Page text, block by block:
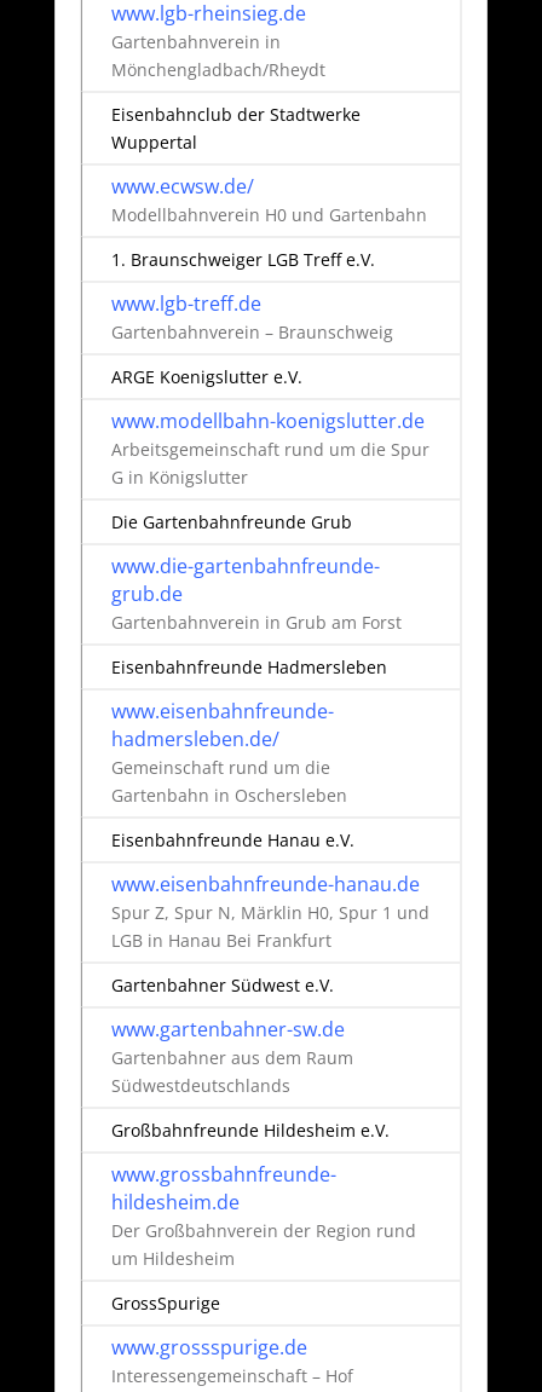
www.lgb-rheinsieg.de
Gartenbahnverein in
Mönchengladbach/Rheydt
Eisenbahnclub der Stadtwerke
Wuppertal
www.ecwsw.de/
Modellbahnverein H0 und Gartenbahn
1. Braunschweiger LGB Treff e.V.
www.lgb-treff.de
Gartenbahnverein – Braunschweig
ARGE Koenigslutter e.V.
www.modellbahn-koenigslutter.de
Arbeitsgemeinschaft rund um die Spur
G in Königslutter
Die Gartenbahnfreunde Grub
www.die-gartenbahnfreunde-
grub.de
Gartenbahnverein in Grub am Forst
Eisenbahnfreunde Hadmersleben
www.eisenbahnfreunde-
hadmersleben.de/
Gemeinschaft rund um die
Gartenbahn in Oschersleben
Eisenbahnfreunde Hanau e.V.
www.eisenbahnfreunde-hanau.de
Spur Z, Spur N, Märklin H0, Spur 1 und
LGB in Hanau Bei Frankfurt
Gartenbahner Südwest e.V.
www.gartenbahner-sw.de
Gartenbahner aus dem Raum
Südwestdeutschlands
Großbahnfreunde Hildesheim e.V.
www.grossbahnfreunde-
hildesheim.de
Der Großbahnverein der Region rund
um Hildesheim
GrossSpurige
www.grossspurige.de
Interessengemeinschaft – Hof